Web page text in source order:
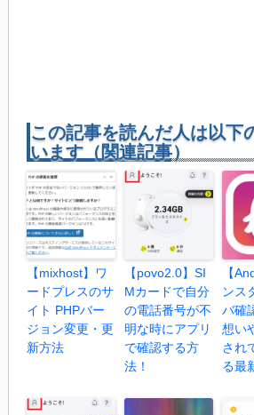
この記事を読んだ人は以下
います（関連記事）
【mixhost】ワ
ードプレスのサ
イト PHPバー
ジョン変更・更
新方法
【povo2.0】SI
Mカードで自分
の電話番号が不
明な時にアプリ
で確認する方
法！
【
ンス
バ確
想い
され
る最